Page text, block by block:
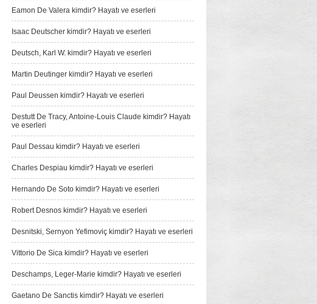
Eamon De Valera kimdir? Hayatı ve eserleri
Isaac Deutscher kimdir? Hayatı ve eserleri
Deutsch, Karl W. kimdir? Hayatı ve eserleri
Martin Deutinger kimdir? Hayatı ve eserleri
Paul Deussen kimdir? Hayatı ve eserleri
Destutt De Tracy, Antoine-Louis Claude kimdir? Hayatı
ve eserleri
Paul Dessau kimdir? Hayatı ve eserleri
Charles Despiau kimdir? Hayatı ve eserleri
Hernando De Soto kimdir? Hayatı ve eserleri
Robert Desnos kimdir? Hayatı ve eserleri
Desnitski, Sernyon Yefimoviç kimdir? Hayatı ve eserleri
Vittorio De Sica kimdir? Hayatı ve eserleri
Deschamps, Leger-Marie kimdir? Hayatı ve eserleri
Gaetano De Sanctis kimdir? Hayatı ve eserleri